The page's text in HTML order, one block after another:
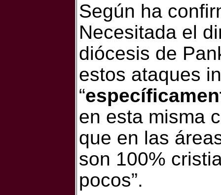
Según ha
Necesitada el
diócesis de
estos ataques
“
en esta misma
que en las
son 100%
pocos”.